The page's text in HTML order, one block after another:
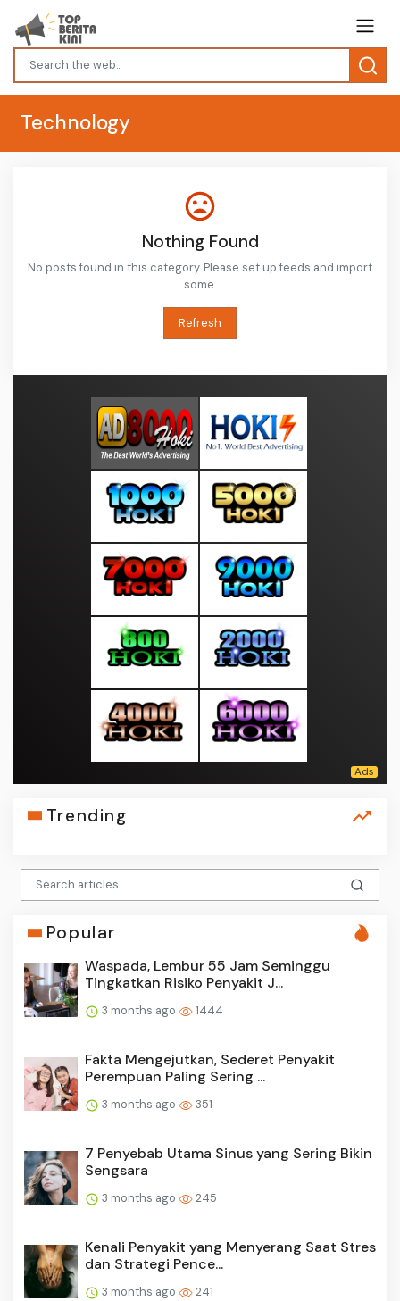
Technology
Nothing Found
No posts found in this category. Please set up feeds and import
some.
Refresh
Trending
Popular
Waspada, Lembur 55 Jam Seminggu
Tingkatkan Risiko Penyakit J...
3 months ago 1444
Fakta Mengejutkan, Sederet Penyakit
Perempuan Paling Sering ...
3 months ago 351
7 Penyebab Utama Sinus yang Sering Bikin
Sengsara
3 months ago 245
Kenali Penyakit yang Menyerang Saat Stres
dan Strategi Pence...
3 months ago 241